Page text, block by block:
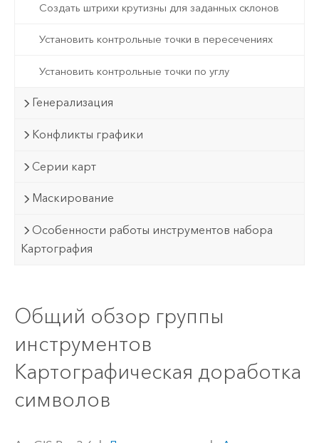
Создать штрихи крутизны для заданных склонов
Установить контрольные точки в пересечениях
Установить контрольные точки по углу
Генерализация
Конфликты графики
Серии карт
Маскирование
Особенности работы инструментов набора
Картография
Общий обзор группы
инструментов
Картографическая доработка
символов